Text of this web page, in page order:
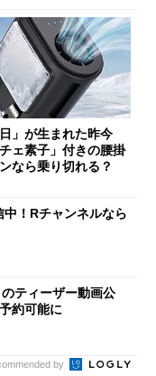
日」が生まれた昨今
チェ素子」付きの腰掛
なら乗り切れる？
中！Rチャンネルなら
ティーザー動画公
約可能に
by